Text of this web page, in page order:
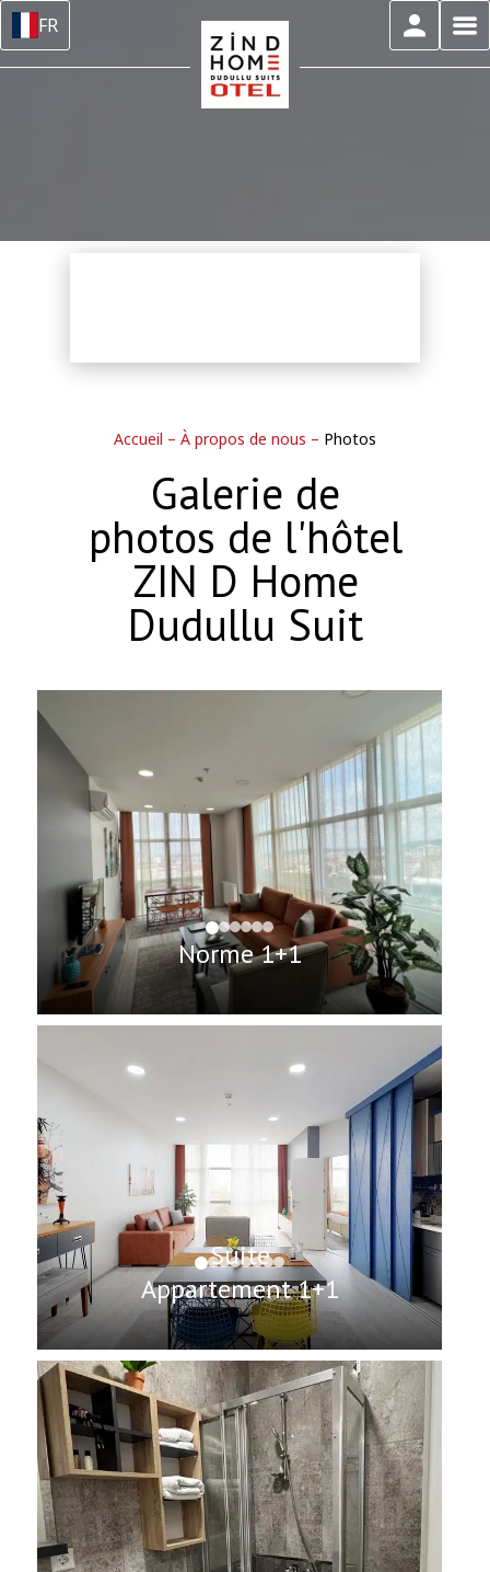
FR
Accueil – À propos de nous – Photos
Galerie de
photos de l'hôtel
ZIN D Home
Dudullu Suit
Norme 1+1
Suite
Appartement 1+1